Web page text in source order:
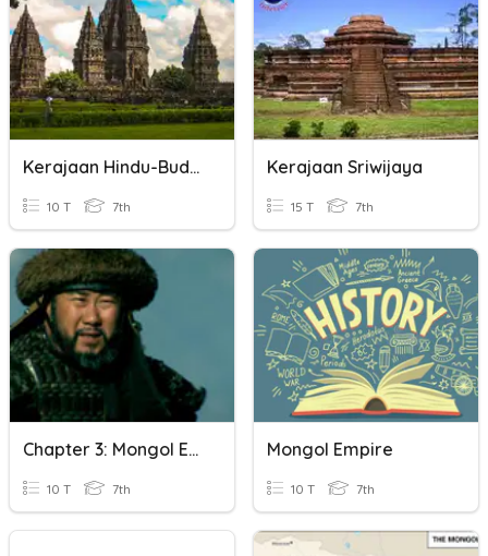
Kerajaan Hindu-Buddha (Bagian 2)
10 T 7th
Kerajaan Sriwijaya
15 T 7th
Chapter 3: Mongol Empire
10 T 7th
Mongol Empire
10 T 7th